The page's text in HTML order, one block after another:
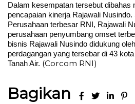
Dalam kesempatan tersebut dibahas
pencapaian kinerja Rajawali
Perusahaan terbesar RNI, Rajawali
perusahaan penyumbang omset
bisnis Rajawali Nusindo didukung
perdagangan yang tersebar di 43
Tanah Air. (Corcom RNI)
Bagikan